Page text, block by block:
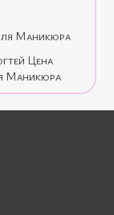
Маникюра
Цена
Маникюра